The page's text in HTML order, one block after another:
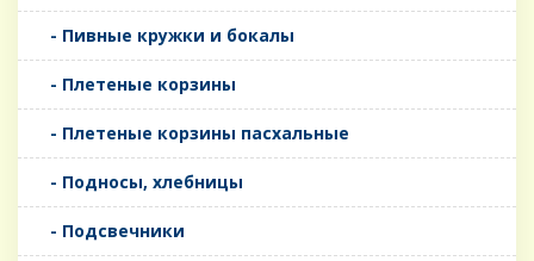
- Пивные кружки и бокалы
- Плетеные корзины
- Плетеные корзины пасхальные
- Подносы, хлебницы
- Подсвечники